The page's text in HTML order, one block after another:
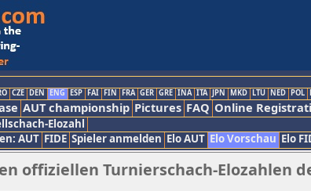
CZE DEN ENG ESP FAI FIN FRA GER GRE INA ITA JPN MKD LTU NED POL
AUT championship Pictures FAQ Online
Elozahl
AUT FIDE Spieler anmelden Elo AUT Elo Vorschau Elo
offiziellen Turnierschach-Elozahlen